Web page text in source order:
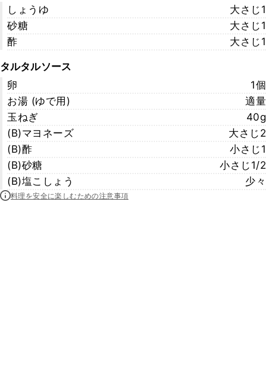
しょうゆ
大さじ1
砂糖
大さじ1
酢
大さじ1
タルタルソース
卵
1個
お湯 (ゆで用)
適量
玉ねぎ
40g
(B)マヨネーズ
大さじ2
(B)酢
小さじ1
(B)砂糖
小さじ1/2
(B)塩こしょう
少々
料理を安全に楽しむための注意事項